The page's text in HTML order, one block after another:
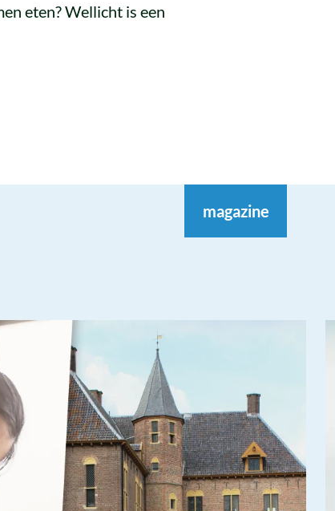
eten? Wellicht is een
magazine